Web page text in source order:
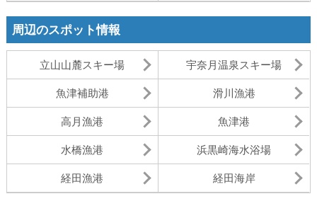
周辺のスポット情報
立山山麓スキー場 宇奈月温泉スキー場
魚津補助港 滑川漁港
高月漁港 魚津港
水橋漁港 浜黒崎海水浴場
経田漁港 経田海岸